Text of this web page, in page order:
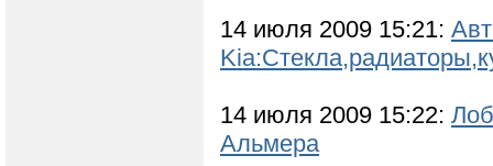
14 июля 2009 15:21:
14 июля 2009 15:22:
Альмера